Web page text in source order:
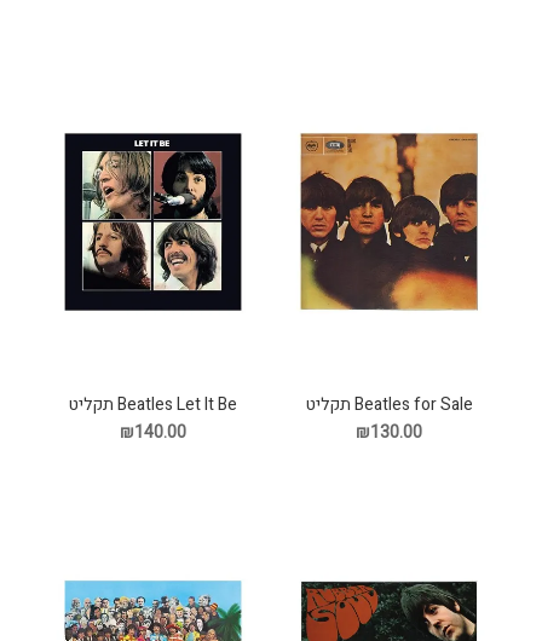
Beatles for Sale תקליט
₪130.00
Beatles Let It Be תקליט
₪140.00